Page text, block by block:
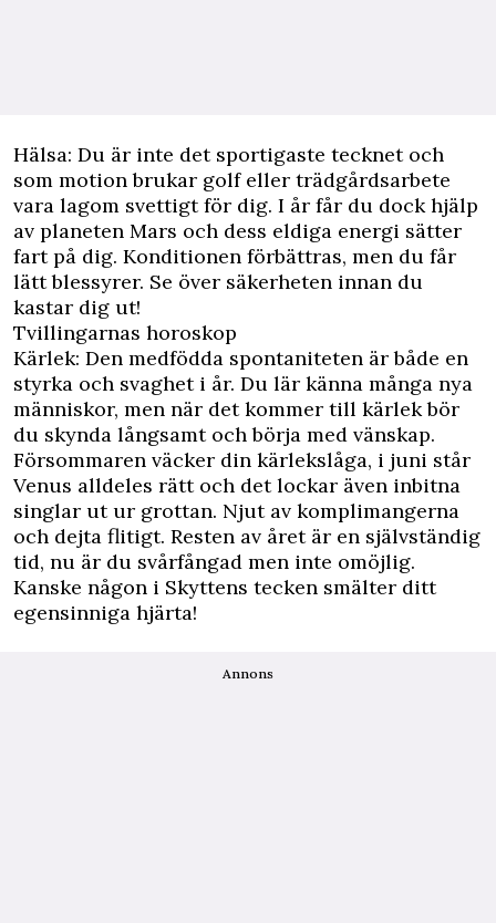
Hälsa: Du är inte det sportigaste tecknet och
som motion brukar golf eller trädgårdsarbete
vara lagom svettigt för dig. I år får du dock hjälp
av planeten Mars och dess eldiga energi sätter
fart på dig. Konditionen förbättras, men du får
lätt blessyrer. Se över säkerheten innan du
kastar dig ut!
Tvillingarnas horoskop
Kärlek: Den medfödda spontaniteten är både en
styrka och svaghet i år. Du lär känna många nya
människor, men när det kommer till kärlek bör
du skynda långsamt och börja med vänskap.
Försommaren väcker din kärlekslåga, i juni står
Venus alldeles rätt och det lockar även inbitna
singlar ut ur grottan. Njut av komplimangerna
och dejta flitigt. Resten av året är en självständig
tid, nu är du svårfångad men inte omöjlig.
Kanske någon i Skyttens tecken smälter ditt
egensinniga hjärta!
Annons